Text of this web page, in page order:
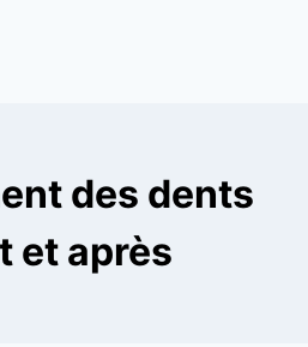
des dents
et après